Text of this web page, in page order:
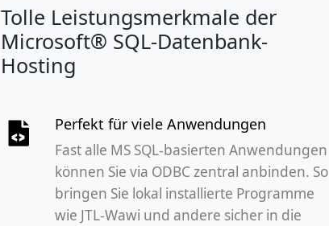
Tolle Leistungsmerkmale der
Microsoft® SQL-Datenbank-
Hosting
Perfekt für viele Anwendungen
Fast alle MS SQL-basierten Anwendungen
können Sie via ODBC zentral anbinden. So
bringen Sie lokal installierte Programme
wie JTL-Wawi und andere sicher in die